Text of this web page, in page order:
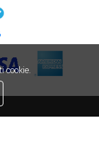
cookie.